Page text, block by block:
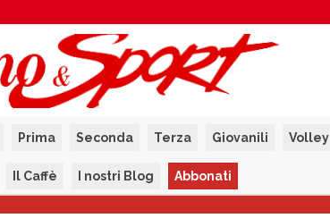
Prima Seconda Terza Giovanili Volley
Il Caffè I nostri Blog Abbonati